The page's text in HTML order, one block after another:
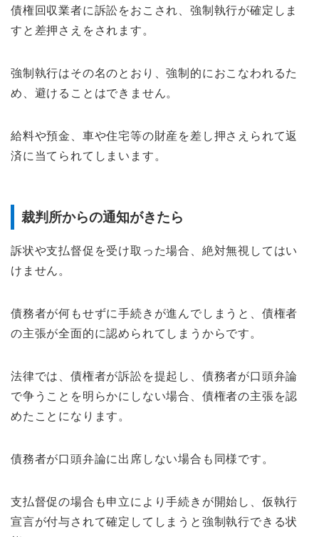
債権回収業者に訴訟をおこされ、強制執行が確定しま
すと差押さえをされます。
強制執行はその名のとおり、強制的におこなわれるた
め、避けることはできません。
給料や預金、車や住宅等の財産を差し押さえられて返
済に当てられてしまいます。
裁判所からの通知がきたら
訴状や支払督促を受け取った場合、絶対無視してはい
けません。
債務者が何もせずに手続きが進んでしまうと、債権者
の主張が全面的に認められてしまうからです。
法律では、債権者が訴訟を提起し、債務者が口頭弁論
で争うことを明らかにしない場合、債権者の主張を認
めたことになります。
債務者が口頭弁論に出席しない場合も同様です。
支払督促の場合も申立により手続きが開始し、仮執行
宣言が付与されて確定してしまうと強制執行できる状